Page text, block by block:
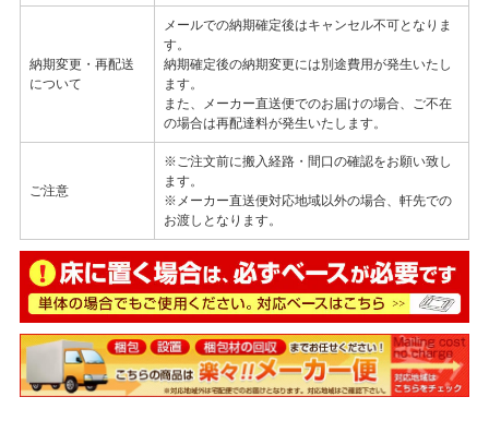
納期変更・再配送
について
メールでの納期確定後はキャンセル不可となりま
す。
納期確定後の納期変更には別途費用が発生いたし
ます。
また、メーカー直送便でのお届けの場合、ご不在
の場合は再配達料が発生いたします。
ご注意
※ご注文前に搬入経路・間口の確認をお願い致し
ます。
※メーカー直送便対応地域以外の場合、軒先での
お渡しとなります。